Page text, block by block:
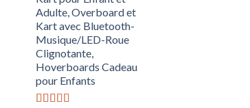
Adulte, Overboard et
Kart avec Bluetooth-
Musique/LED-Roue
Clignotante,
Hoverboards Cadeau
pour Enfants